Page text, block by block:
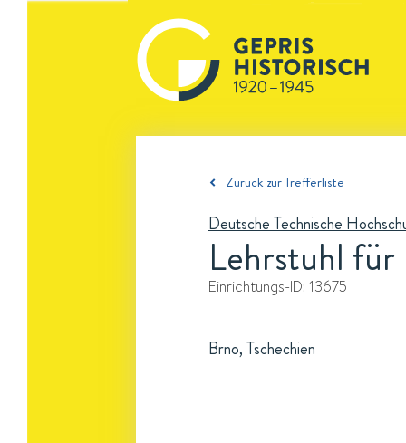
Zurück zur Trefferliste
Deutsche Technische
Lehrstuhl
Einrichtungs-ID: 13675
Brno, Tschechien